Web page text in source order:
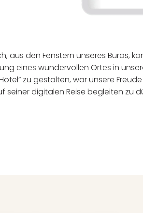
den Fenstern unseres Büros,
eines wundervollen Ortes in
zu gestalten, war unsere
seiner digitalen Reise begleiten zu